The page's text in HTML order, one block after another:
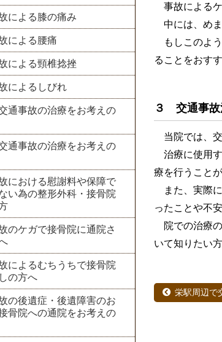
事故によるケ
中には、めま
もしこのよう
ることをおす
３ 交通事故
当院では、交
治療に使用す
療を行うこと
また、実際に
ったことや不
院での治療の
いて知りたい
栄駅周辺で
による膝の痛み
による腰痛
による頸椎捻挫
によるしびれ
通事故の治療をお考えの
通事故の治療をお考えの
における慰謝料や保障で
い為の整形外科・接骨院
のケガで接骨院に通院さ
によるむちうちで接骨院
の方へ
の後遺症・後遺障害のお
骨院への通院をお考えの